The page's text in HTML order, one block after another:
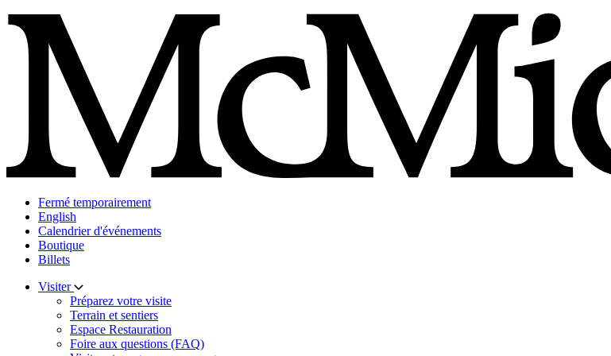
Skip
to
content
Fermé temporairement
English
Calendrier d'événements
Boutique
Billets
Visiter
Préparez votre visite
Terrain et sentiers
Espace Restauration
Foire aux questions (FAQ)